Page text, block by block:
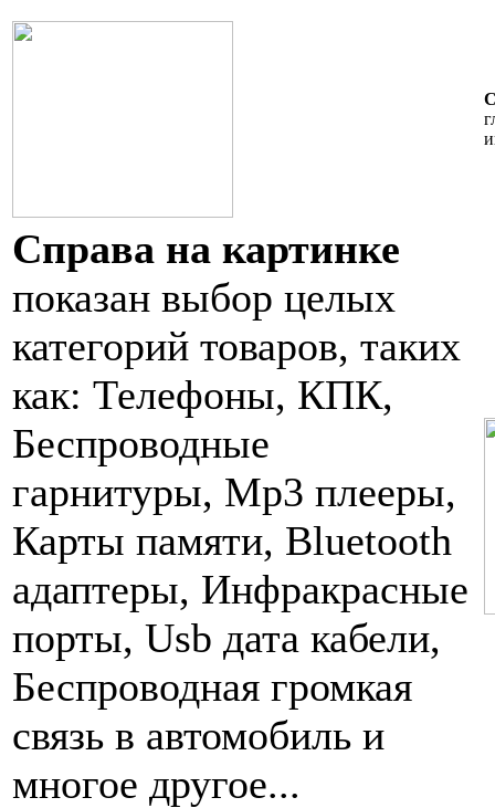
Справа на картинке
показан выбор целых
категорий товаров, таких
как: Телефоны, КПК,
Беспроводные
гарнитуры, Mp3 плееры,
Карты памяти, Bluetooth
адаптеры, Инфракрасные
порты, Usb дата кабели,
Беспроводная громкая
связь в автомобиль и
многое другое...